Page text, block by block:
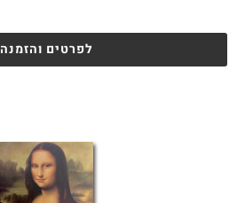
לפרטים והזמנה